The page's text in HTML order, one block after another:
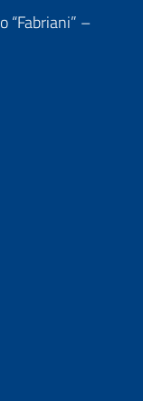
“Fabriani” –